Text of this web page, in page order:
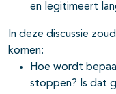
en legitimeert
In deze discussie
komen:
Hoe wordt
stoppen? Is dat